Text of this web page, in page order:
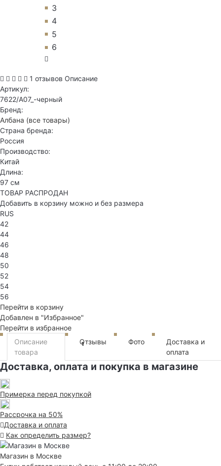
3
4
5
6
1 отзывов Описание
Артикул:
7622/А07_-черный
Бренд:
Албана (все товары)
Страна бренда:
Россия
Производство:
Китай
Длина:
97 см
ТОВАР РАСПРОДАН
Добавить в корзину можно и без размера
RUS
42
44
46
48
50
52
54
56
Перейти в корзину
Добавлен в "Избранное"
Перейти в избранное
Описание
товара
Отзывы
1 Фото
Доставка и
оплата
Доставка, оплата и покупка в магазине
Примерка перед покупкой
Рассрочка на 50%
Доставка и оплата
Как определить размер?
Магазин в Москве